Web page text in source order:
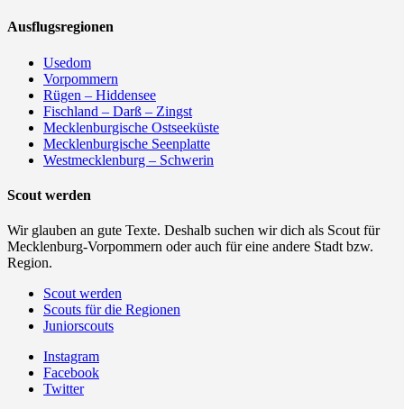
Ausflugsregionen
Usedom
Vorpommern
Rügen – Hiddensee
Fischland – Darß – Zingst
Mecklenburgische Ostseeküste
Mecklenburgische Seenplatte
Westmecklenburg – Schwerin
Scout werden
Wir glauben an gute Texte. Deshalb suchen wir dich als Scout für
Mecklenburg-Vorpommern oder auch für eine andere Stadt bzw.
Region.
Scout werden
Scouts für die Regionen
Juniorscouts
Instagram
Facebook
Twitter